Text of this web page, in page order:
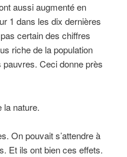
aussi augmenté en
1 dans les dix dernières
certain des chiffres
riche de la population
Ceci donne près
la nature.
On pouvait s’attendre à
Et ils ont bien ces effets.